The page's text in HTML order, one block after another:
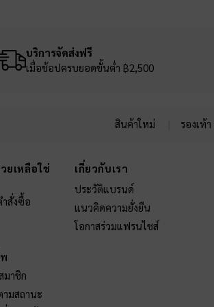
บริการจัดส่งฟรี
เมื่อช้อปครบยอดขั้นต่ำ ฿2,500
สินค้าใหม่ รองเท้า
ยเหลือใช่
สั่งซื้อ
มาชิก
ามสถานะ
เกี่ยวกับเรา
ประวัติแบรนด์
แนวคิดความยั่งยืน
โอกาสร่วมแฟรนไชส์